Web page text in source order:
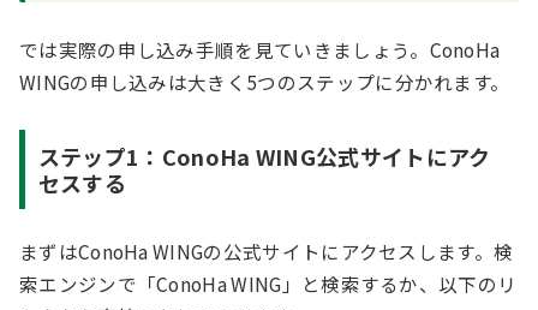
では実際の申し込み手順を見ていきましょう。ConoHa
WINGの申し込みは大きく5つのステップに分かれます。
ステップ1：ConoHa WING公式サイトにアク
セスする
まずはConoHa WINGの公式サイトにアクセスします。検
索エンジンで「ConoHa WING」と検索するか、以下のリ